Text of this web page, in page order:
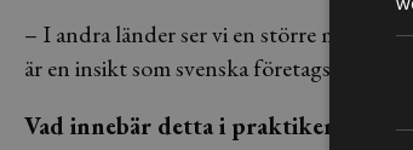
– I andra länder ser vi en större
är en insikt som svenska
Vad innebär detta i praktiken?